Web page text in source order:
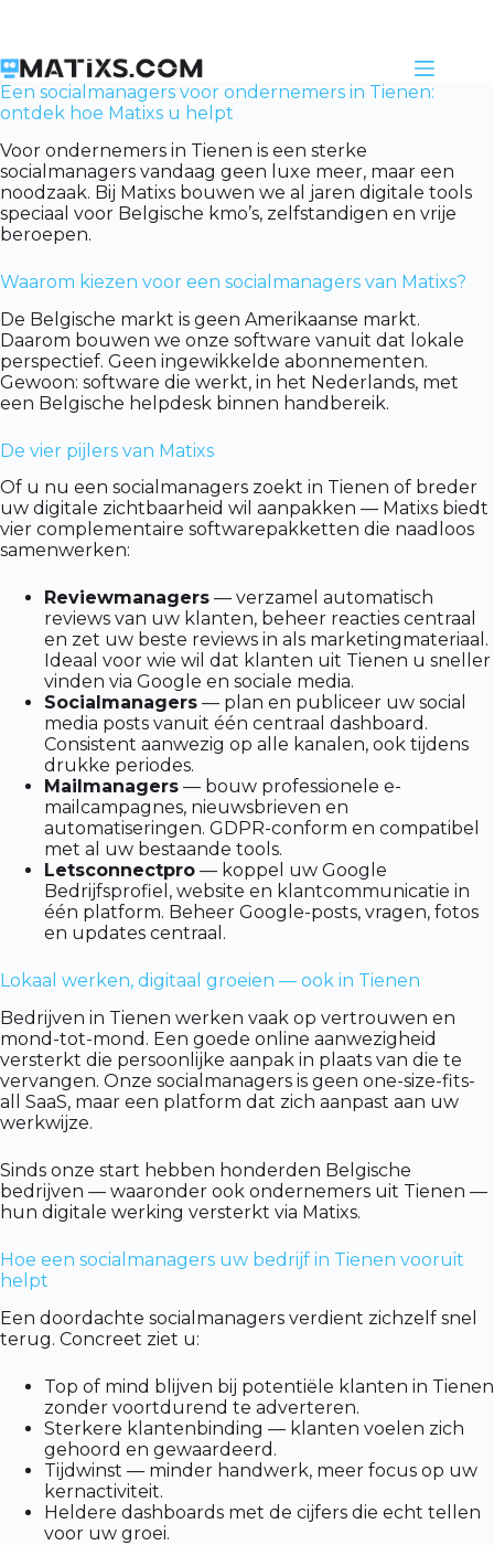
Een socialmanagers voor ondernemers in Tienen:
ontdek hoe Matixs u helpt
Voor ondernemers in Tienen is een sterke
socialmanagers vandaag geen luxe meer, maar een
noodzaak. Bij Matixs bouwen we al jaren digitale tools
speciaal voor Belgische kmo’s, zelfstandigen en vrije
beroepen.
Waarom kiezen voor een socialmanagers van Matixs?
De Belgische markt is geen Amerikaanse markt.
Daarom bouwen we onze software vanuit dat lokale
perspectief. Geen ingewikkelde abonnementen.
Gewoon: software die werkt, in het Nederlands, met
een Belgische helpdesk binnen handbereik.
De vier pijlers van Matixs
Of u nu een socialmanagers zoekt in Tienen of breder
uw digitale zichtbaarheid wil aanpakken — Matixs biedt
vier complementaire softwarepakketten die naadloos
samenwerken:
Reviewmanagers — verzamel automatisch
reviews van uw klanten, beheer reacties centraal
en zet uw beste reviews in als marketingmateriaal.
Ideaal voor wie wil dat klanten uit Tienen u sneller
vinden via Google en sociale media.
Socialmanagers — plan en publiceer uw social
media posts vanuit één centraal dashboard.
Consistent aanwezig op alle kanalen, ook tijdens
drukke periodes.
Mailmanagers — bouw professionele e-
mailcampagnes, nieuwsbrieven en
automatiseringen. GDPR-conform en compatibel
met al uw bestaande tools.
Letsconnectpro — koppel uw Google
Bedrijfsprofiel, website en klantcommunicatie in
één platform. Beheer Google-posts, vragen, fotos
en updates centraal.
Lokaal werken, digitaal groeien — ook in Tienen
Bedrijven in Tienen werken vaak op vertrouwen en
mond-tot-mond. Een goede online aanwezigheid
versterkt die persoonlijke aanpak in plaats van die te
vervangen. Onze socialmanagers is geen one-size-fits-
all SaaS, maar een platform dat zich aanpast aan uw
werkwijze.
Sinds onze start hebben honderden Belgische
bedrijven — waaronder ook ondernemers uit Tienen —
hun digitale werking versterkt via Matixs.
Hoe een socialmanagers uw bedrijf in Tienen vooruit
helpt
Een doordachte socialmanagers verdient zichzelf snel
terug. Concreet ziet u:
Top of mind blijven bij potentiële klanten in Tienen
zonder voortdurend te adverteren.
Sterkere klantenbinding — klanten voelen zich
gehoord en gewaardeerd.
Tijdwinst — minder handwerk, meer focus op uw
kernactiviteit.
Heldere dashboards met de cijfers die echt tellen
voor uw groei.